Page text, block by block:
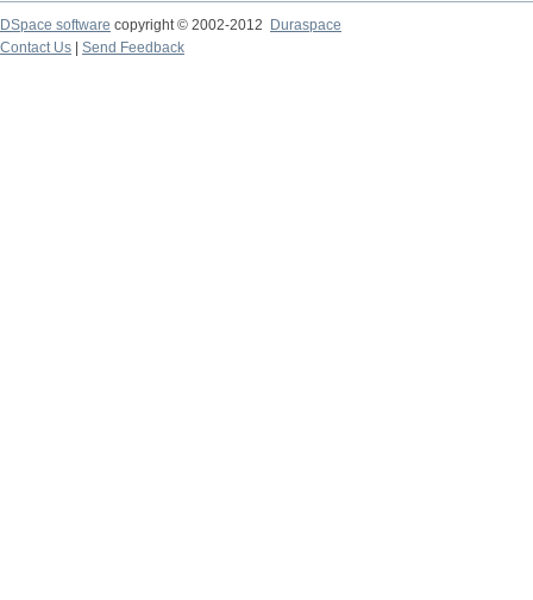
DSpace software copyright © 2002-2012
Duraspace
Contact Us
Send Feedback